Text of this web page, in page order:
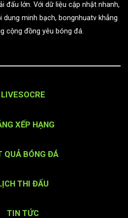
đấu lớn. Với dữ liệu cập nhật nhanh,
dung minh bạch, bongnhuatv khẳng
cộng đồng yêu bóng đá.
LIVESOCRE
XẾP HẠNG
QUẢ BÓNG ĐÁ
THI ĐẤU
TIN TỨC